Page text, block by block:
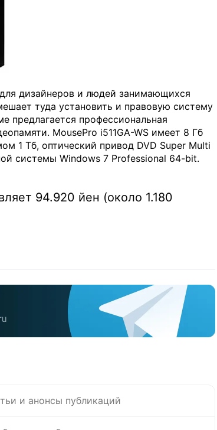
дизайнеров и людей занимающихся
туда установить и правовую систему
предлагается профессиональная
MousePro i511GA-WS имеет 8 Гб
1 Тб, оптический привод DVD Super Multi
системы Windows 7 Professional 64-bit.
94.920 йен (около 1.180
и анонсы публикаций